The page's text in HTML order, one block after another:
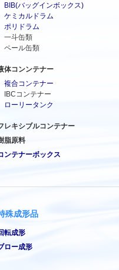
BIB(バッグインボックス)
ケミカルドラム
ポリドラム
一斗缶類
ペール缶類
体コンンテナー
複合コンテナー
IBCコンテナー
ローリータンク
レキシブルコンテナー
脂原料
ンテナーボックス
殊成形品
転成形
ロー成形